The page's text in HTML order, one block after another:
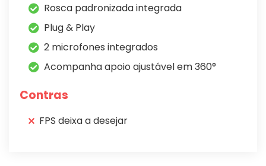
Rosca padronizada integrada
Plug & Play
2 microfones integrados
Acompanha apoio ajustável em 360°
Contras
FPS deixa a desejar